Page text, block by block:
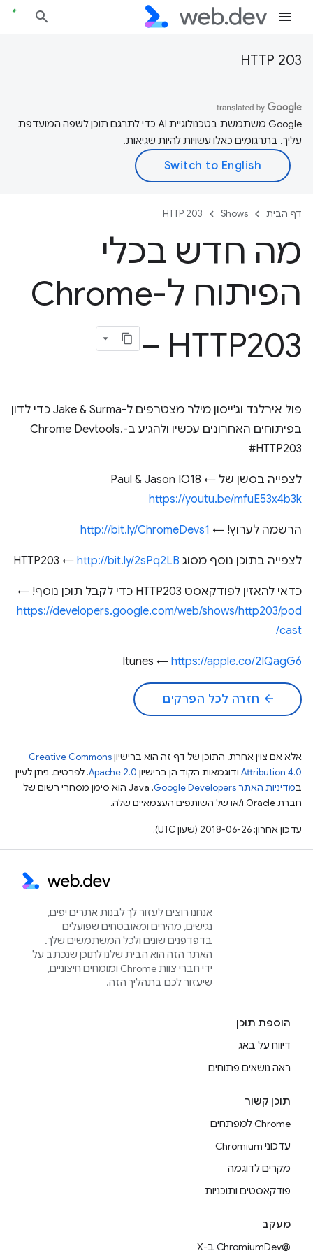
HTTP 203
‫Google משתמשת בטכנולוגיית AI כדי לתרגם תוכן לשפה המועדפת
עליך. בתרגומים כאלו עשויות להיות שגיאות.
דף הבית Shows
HTTP 203
מה חדש בכלי
הפיתוח ל-Chrome
– HTTP203
פול אירלנד וג'ייסון מילר מצטרפים ל-Jake & Surma כדי לדון
בפיתוחים האחרונים עכשיו ולהגיע ב-Chrome Devtools.
#HTTP203
לצפייה בסשן של Paul & Jason IO18 ←
https://youtu.be/mfuE53x4b3k
הרשמה לערוץ! ← http://bit.ly/ChromeDevs1
לצפייה בתוכן נוסף מסוג HTTP203 ← http://bit.ly/2sPq2LB
כדאי להאזין לפודקאסט HTTP203 כדי לקבל תוכן נוסף! ←
https://developers.google.com/web/shows/http203/pod
cast/
Itunes ← https://apple.co/2IQagG6
arrow_back חזרה לכל הפרקים
אלא אם צוין אחרת, התוכן של דף זה הוא ברישיוןCreative Commons
Attribution 4.0 ודוגמאות הקוד הן ברישיון Apache 2.0. לפרטים, ניתן לעיין
במדיניות האתר Google Developers‏
.‏ Java הוא סימן מסחרי רשום של
חברת Oracle ו/או של השותפים העצמאיים שלה.
עדכון אחרון: 2018-06-26 (שעון UTC).
אנחנו רוצים לעזור לך לבנות אתרים יפים,
נגישים, מהירים ומאובטחים שפועלים
בדפדפנים שונים ולכל המשתמשים שלך.
האתר הזה הוא הבית שלנו לתוכן שנכתב על
ידי חברי צוות Chrome ומומחים חיצוניים,
שיעזור לכם בתהליך הזה.
הוספת תוכן
דיווח על באג
ראה נושאים פתוחים
תוכן קשור
Chrome למפתחים
עדכוני Chromium
מקרים לדוגמה
פודקאסטים ותוכניות
מעקב
@ChromiumDev ב-X